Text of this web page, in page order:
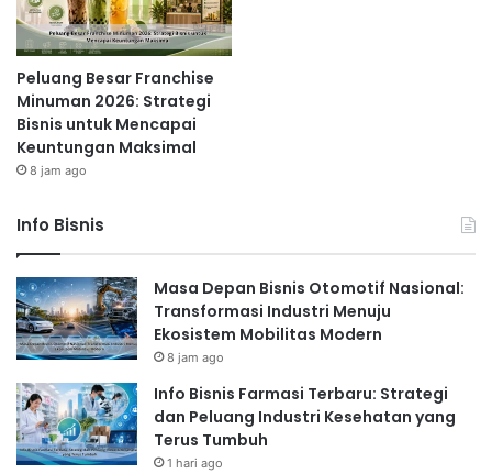
Peluang Besar Franchise
Minuman 2026: Strategi
Bisnis untuk Mencapai
Keuntungan Maksimal
8 jam ago
Info Bisnis
Masa Depan Bisnis Otomotif Nasional:
Transformasi Industri Menuju
Ekosistem Mobilitas Modern
8 jam ago
Info Bisnis Farmasi Terbaru: Strategi
dan Peluang Industri Kesehatan yang
Terus Tumbuh
1 hari ago